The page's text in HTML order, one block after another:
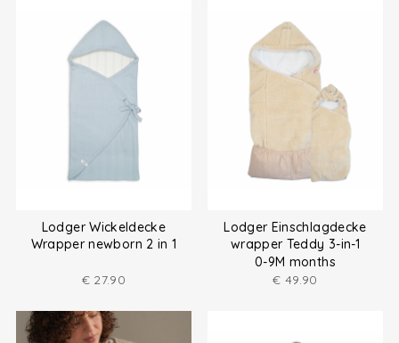
Lodger Wickeldecke
Wrapper newborn 2 in 1
€ 27.90
Lodger Einschlagdecke
wrapper Teddy 3-in-1
0-9M months
€ 49.90